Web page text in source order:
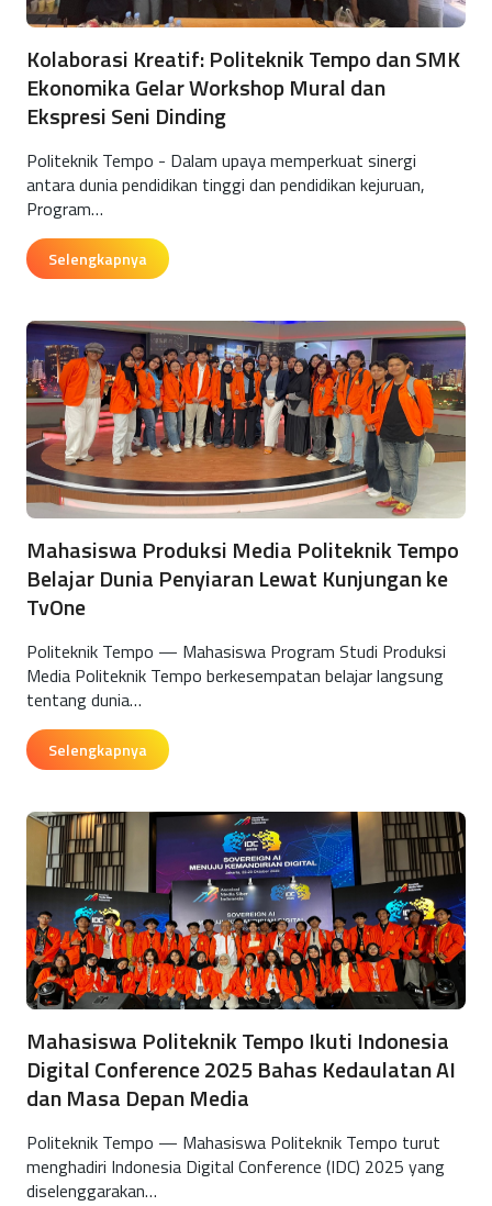
Kolaborasi Kreatif: Politeknik Tempo dan SMK
Ekonomika Gelar Workshop Mural dan
Ekspresi Seni Dinding
Politeknik Tempo - Dalam upaya memperkuat sinergi
antara dunia pendidikan tinggi dan pendidikan kejuruan,
Program…
Selengkapnya
Mahasiswa Produksi Media Politeknik Tempo
Belajar Dunia Penyiaran Lewat Kunjungan ke
TvOne
Politeknik Tempo — Mahasiswa Program Studi Produksi
Media Politeknik Tempo berkesempatan belajar langsung
tentang dunia…
Selengkapnya
Mahasiswa Politeknik Tempo Ikuti Indonesia
Digital Conference 2025 Bahas Kedaulatan AI
dan Masa Depan Media
Politeknik Tempo — Mahasiswa Politeknik Tempo turut
menghadiri Indonesia Digital Conference (IDC) 2025 yang
diselenggarakan…